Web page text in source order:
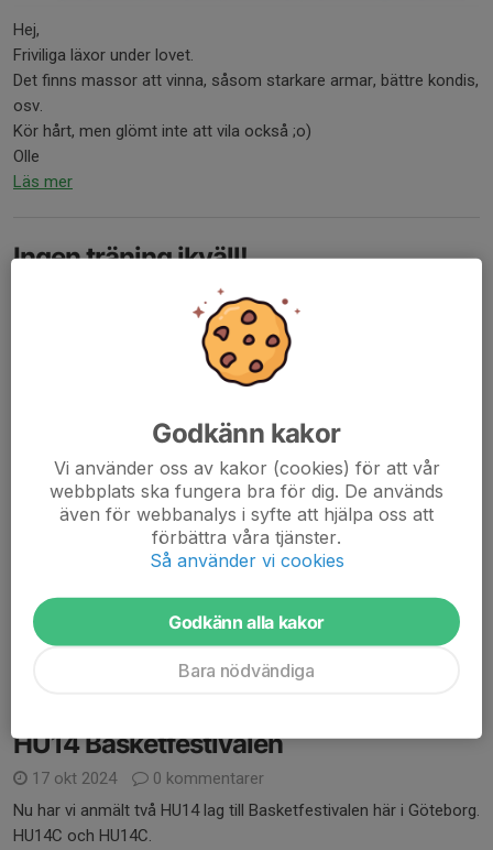
Hej,
Friviliga läxor under lovet.
Det finns massor att vinna, såsom starkare armar, bättre kondis,
osv.
Kör hårt, men glömt inte att vila också ;o)
Olle
Läs mer
Ingen träning ikväll!
1 kommentar
vi är för få och passar på att njuta av höstlovet!
Halloween basket!
30 okt 2024
0 kommentarer
imorgon 31/10 är det ju Halloween och vi har training som
vanligt på Svartedalsskolan kl 17.00.
Så varför inte kombinera båda? Vi kan köra Halloween basket
med tillåtna kostumer och dämpad belysning! Allt är...
HU14 Basketfestivalen
17 okt 2024
0 kommentarer
Nu har vi anmält två HU14 lag till Basketfestivalen här i Göteborg.
HU14C och HU14C.
Godkänn kakor
Vi använder oss av kakor (cookies) för att vår
webbplats ska fungera bra för dig. De används
även för webbanalys i syfte att hjälpa oss att
förbättra våra tjänster.
Så använder vi cookies
Godkänn alla kakor
Bara nödvändiga